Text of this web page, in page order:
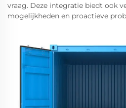
vraag. Deze integratie biedt ook
mogelijkheden en proactieve